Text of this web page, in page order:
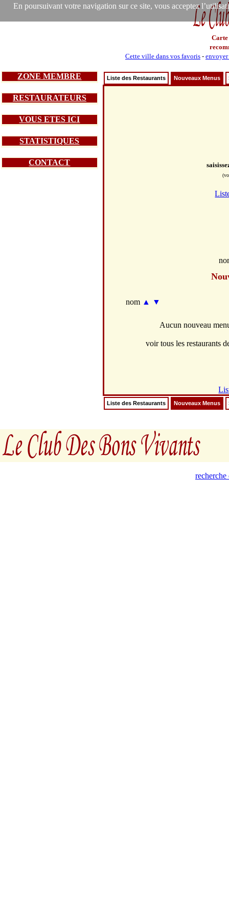
En poursuivant votre navigation sur ce site, vous acceptez
Carte
Cette ville dans vos favoris -
ZONE MEMBRE
RESTAURATEURS
VOUS ETES ICI
STATISTIQUES
CONTACT
Liste des Restaurants Nouveaux Menus
nom ▲ ▼
Aucun nouveau
voir tous les restaurants
Liste des Restaurants Nouveaux Menus
recherche